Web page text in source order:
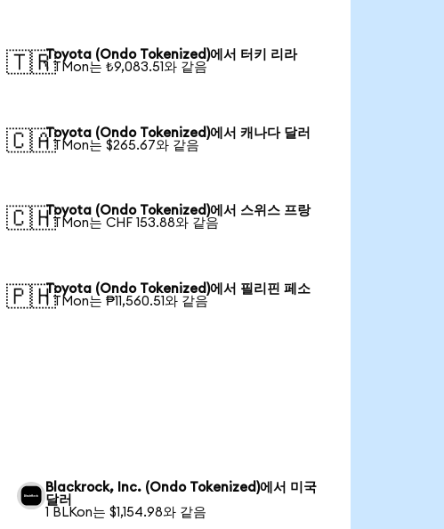
🇹🇷Toyota (Ondo Tokenized)에서 터키 리라
1 TMon는 ₺9,083.51와 같음
🇨🇦Toyota (Ondo Tokenized)에서 캐나다 달러
1 TMon는 $265.67와 같음
🇨🇭Toyota (Ondo Tokenized)에서 스위스 프랑
1 TMon는 CHF 153.88와 같음
🇵🇭Toyota (Ondo Tokenized)에서 필리핀 페소
1 TMon는 ₱11,560.51와 같음
Blackrock, Inc. (Ondo Tokenized)에서 미국
달러
1 BLKon는 $1,154.98와 같음